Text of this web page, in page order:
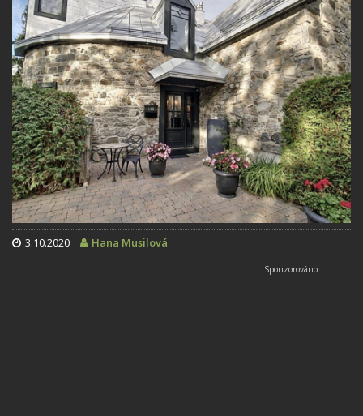
3.10.2020 Hana Musilová